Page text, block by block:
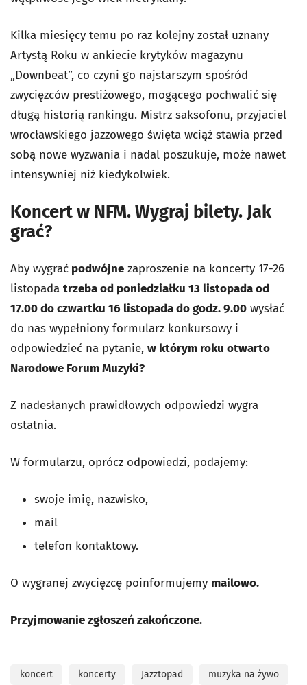
Kilka miesięcy temu po raz kolejny został uznany
Artystą Roku w ankiecie krytyków magazynu
„Downbeat”, co czyni go najstarszym spośród
zwycięzców prestiżowego, mogącego pochwalić się
długą historią rankingu. Mistrz saksofonu, przyjaciel
wrocławskiego jazzowego święta wciąż stawia przed
sobą nowe wyzwania i nadal poszukuje, może nawet
intensywniej niż kiedykolwiek.
Koncert w NFM. Wygraj bilety. Jak
grać?
Aby wygrać podwójne zaproszenie na koncerty 17-26
listopada trzeba od poniedziałku 13 listopada od
17.00 do czwartku 16 listopada do godz. 9.00 wysłać
do nas wypełniony formularz konkursowy i
odpowiedzieć na pytanie, w którym roku otwarto
Narodowe Forum Muzyki?
Z nadesłanych prawidłowych odpowiedzi wygra
ostatnia.
W formularzu, oprócz odpowiedzi, podajemy:
swoje imię, nazwisko,
mail
telefon kontaktowy.
O wygranej zwycięzcę poinformujemy mailowo.
Przyjmowanie zgłoszeń zakończone.
koncert koncerty Jazztopad muzyka na żywo